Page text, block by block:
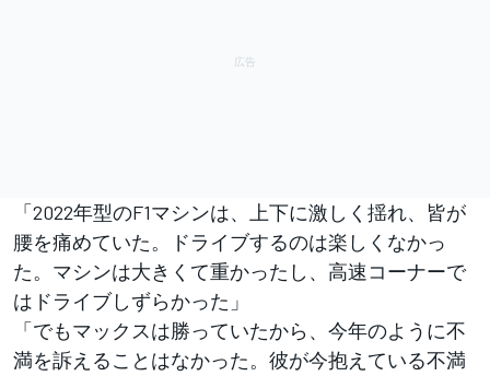
「2022年型のF1マシンは、上下に激しく揺れ、皆が
腰を痛めていた。ドライブするのは楽しくなかっ
た。マシンは大きくて重かったし、高速コーナーで
はドライブしずらかった」
「でもマックスは勝っていたから、今年のように不
満を訴えることはなかった。彼が今抱えている不満